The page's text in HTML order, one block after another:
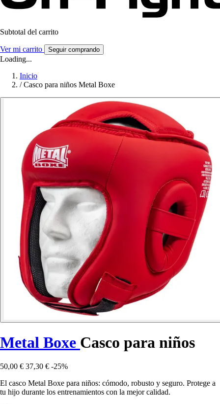
Subtotal del carrito
Ver mi carrito Seguir comprando
Loading...
Inicio
/ Casco para niños Metal Boxe
Metal Boxe Casco para niños
50,00 € 37,30 € -25%
El casco Metal Boxe para niños: cómodo, robusto y seguro. Protege a
tu hijo durante los entrenamientos con la mejor calidad.